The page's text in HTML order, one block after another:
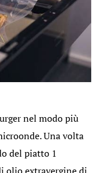
nel modo più
Una volta
del piatto 1